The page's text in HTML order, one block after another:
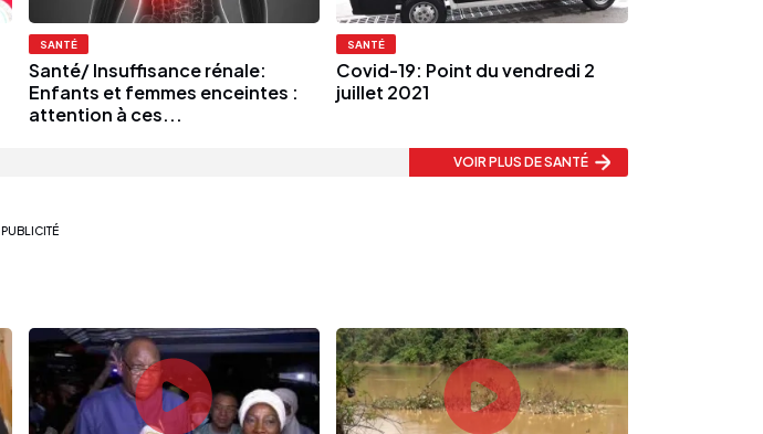
SANTÉ
Santé/ Insuffisance rénale:
Enfants et femmes enceintes :
attention à ces...
SANTÉ
Covid-19: Point du vendredi 2
juillet 2021
VOIR PLUS DE SANTÉ
PUBLICITÉ